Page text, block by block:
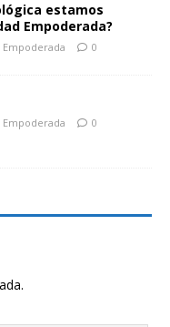
estamos
Empoderada?
Empoderada 0
Empoderada 0